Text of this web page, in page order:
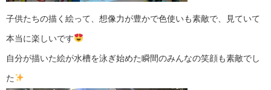
子供たちの描く絵って、想像力が豊かで色使いも素敵で、見ていて
本当に楽しいです
自分が描いた絵が水槽を泳ぎ始めた瞬間のみんなの笑顔も素敵でし
た